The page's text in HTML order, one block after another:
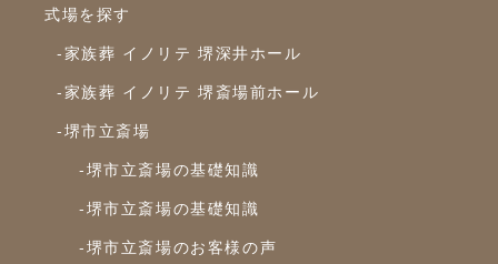
式場を探す
-家族葬 イノリテ 堺深井ホール
-家族葬 イノリテ 堺斎場前ホール
-堺市立斎場
-堺市立斎場の基礎知識
-堺市立斎場の基礎知識
-堺市立斎場のお客様の声